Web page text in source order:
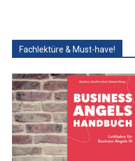
Fachlektüre & Must-have!